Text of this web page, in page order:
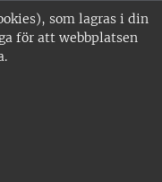
som lagras i din
för att webbplatsen
Huvudorter är
är
•
2817 •